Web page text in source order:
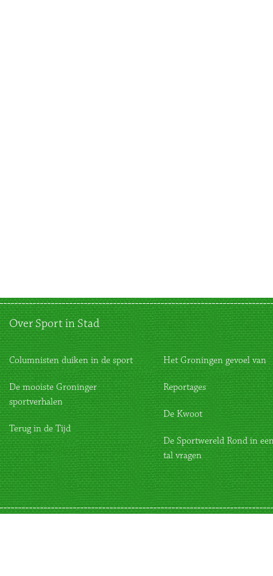
Over Sport in Stad
Columnisten duiken in de sport
De mooiste Groninger
sportverhalen
Terug in de Tijd
Het Groningen gevoel van
Reportages
De Kwoot
De Sportwereld Rond in
tal vragen